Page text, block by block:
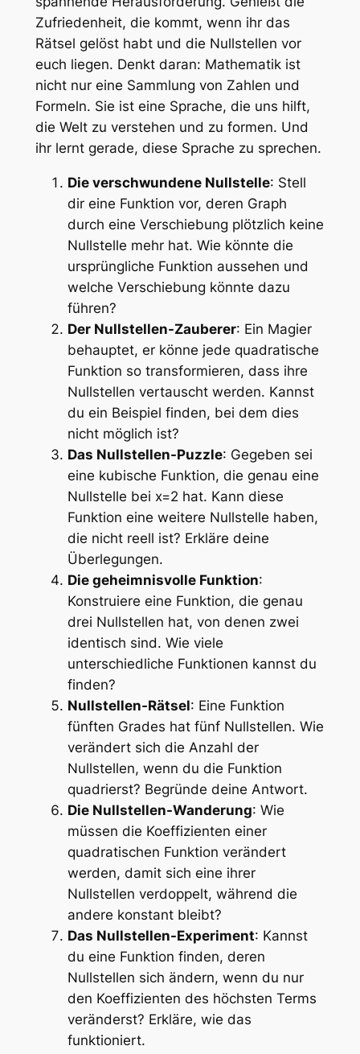
Zufriedenheit, die kommt, wenn ihr das
Rätsel gelöst habt und die Nullstellen vor
euch liegen. Denkt daran: Mathematik ist
nicht nur eine Sammlung von Zahlen und
Formeln. Sie ist eine Sprache, die uns hilft,
die Welt zu verstehen und zu formen. Und
ihr lernt gerade, diese Sprache zu sprechen.
Die verschwundene Nullstelle: Stell
dir eine Funktion vor, deren Graph
durch eine Verschiebung plötzlich keine
Nullstelle mehr hat. Wie könnte die
ursprüngliche Funktion aussehen und
welche Verschiebung könnte dazu
führen?
Der Nullstellen-Zauberer: Ein Magier
behauptet, er könne jede quadratische
Funktion so transformieren, dass ihre
Nullstellen vertauscht werden. Kannst
du ein Beispiel finden, bei dem dies
nicht möglich ist?
Das Nullstellen-Puzzle: Gegeben sei
eine kubische Funktion, die genau eine
Nullstelle bei x=2 hat. Kann diese
Funktion eine weitere Nullstelle haben,
die nicht reell ist? Erkläre deine
Überlegungen.
Die geheimnisvolle Funktion:
Konstruiere eine Funktion, die genau
drei Nullstellen hat, von denen zwei
identisch sind. Wie viele
unterschiedliche Funktionen kannst du
finden?
Nullstellen-Rätsel: Eine Funktion
fünften Grades hat fünf Nullstellen. Wie
verändert sich die Anzahl der
Nullstellen, wenn du die Funktion
quadrierst? Begründe deine Antwort.
Die Nullstellen-Wanderung: Wie
müssen die Koeffizienten einer
quadratischen Funktion verändert
werden, damit sich eine ihrer
Nullstellen verdoppelt, während die
andere konstant bleibt?
Das Nullstellen-Experiment: Kannst
du eine Funktion finden, deren
Nullstellen sich ändern, wenn du nur
den Koeffizienten des höchsten Terms
veränderst? Erkläre, wie das
funktioniert.